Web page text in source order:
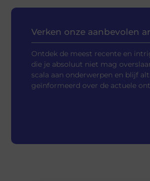
Verken onze aanbevolen
Ontdek de meest recente en
die je absoluut niet mag
scala aan onderwerpen en blijf
geïnformeerd over de actuele